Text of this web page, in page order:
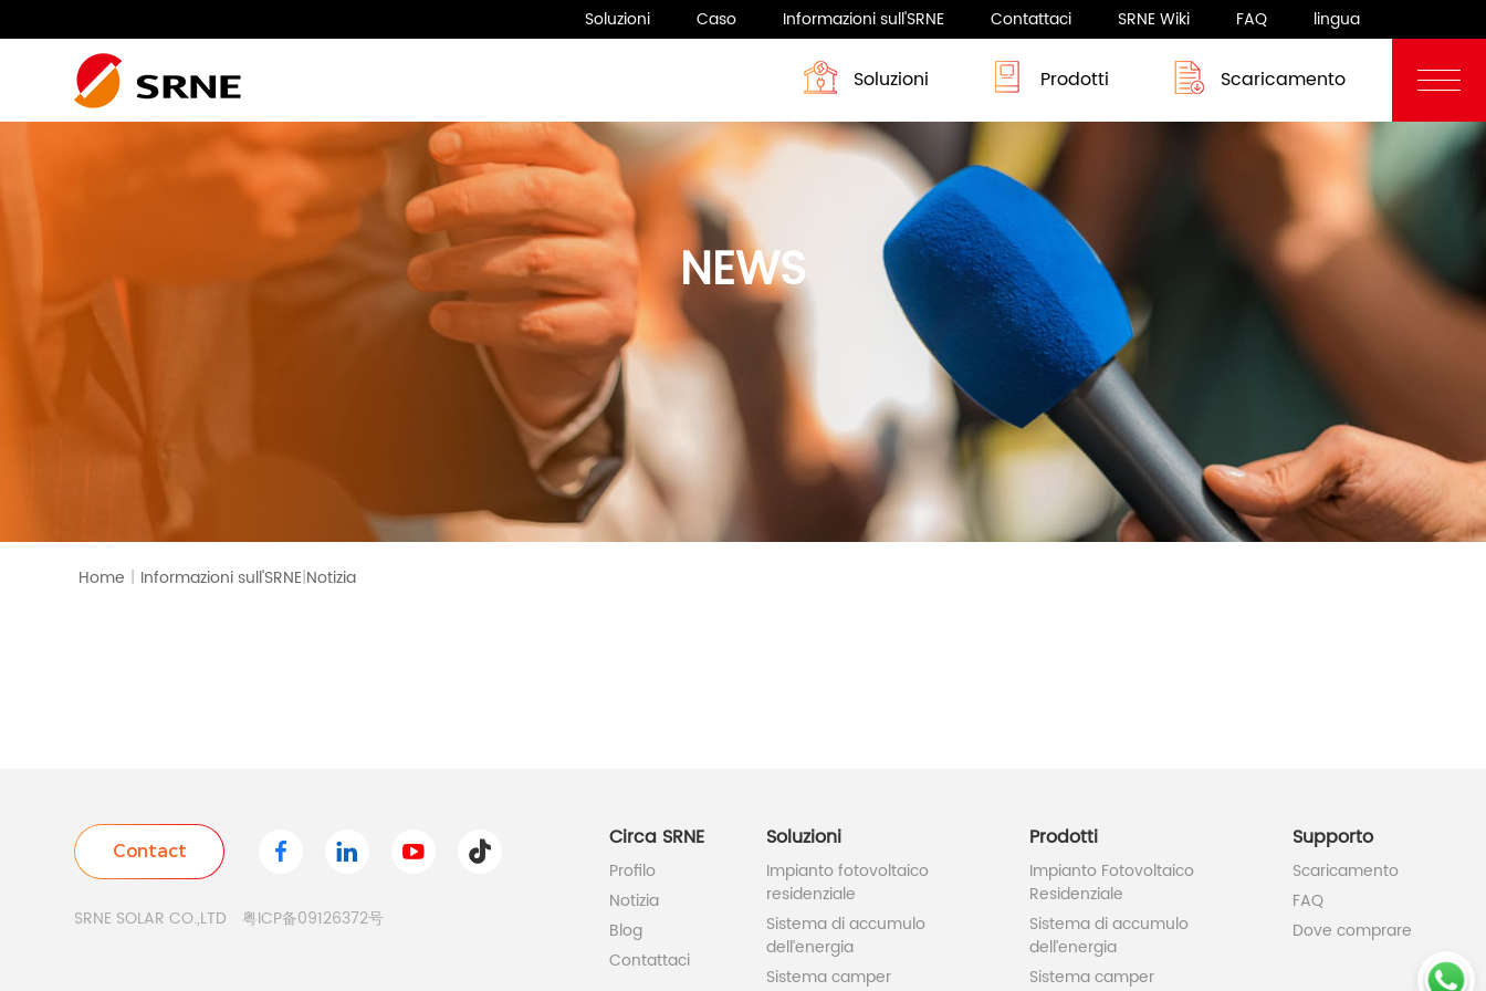
Soluzioni Caso
Residenziale fotovoltaico Sistema di accumulo dell’energia Sistema camper
Informazioni sull'SRNE
Profilo Notizia Blog
Contattaci SRNE Wiki FAQ lingua
Soluzioni
Impianto fotovoltaico residenziale Sistema di accumulo dell’energia Sistema camper
Prodotti
Impianto Fotovoltaico
Residenziale
Sistema di accumulo
Monitoraggio
Serie HESP 4-6KW ASF H3 Series 8-12KW ASF/ASP Series 8-10KW
Scaricamento
NEWS
Home | Informazioni sull'SRNE|Notizia
SRNE SOLAR CO.,LTD 粤ICP备09126372号
Circa SRNE
Profilo
Notizia
Blog
Contattaci
Soluzioni
Impianto fotovoltaico
residenziale
Sistema di accumulo
dell’energia
Sistema camper
Prodotti
Impianto Fotovoltaico
Residenziale
Sistema di accumulo
dell’energia
Sistema camper
Supporto
Scaricamento
FAQ
Dove comprare